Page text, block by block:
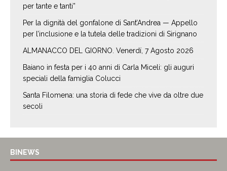
per tante e tanti”
Per la dignità del gonfalone di Sant’Andrea — Appello
per l’inclusione e la tutela delle tradizioni di Sirignano
ALMANACCO DEL GIORNO. Venerdí, 7 Agosto 2026
Baiano in festa per i 40 anni di Carla Miceli: gli auguri
speciali della famiglia Colucci
Santa Filomena: una storia di fede che vive da oltre due
secoli
BINEWS